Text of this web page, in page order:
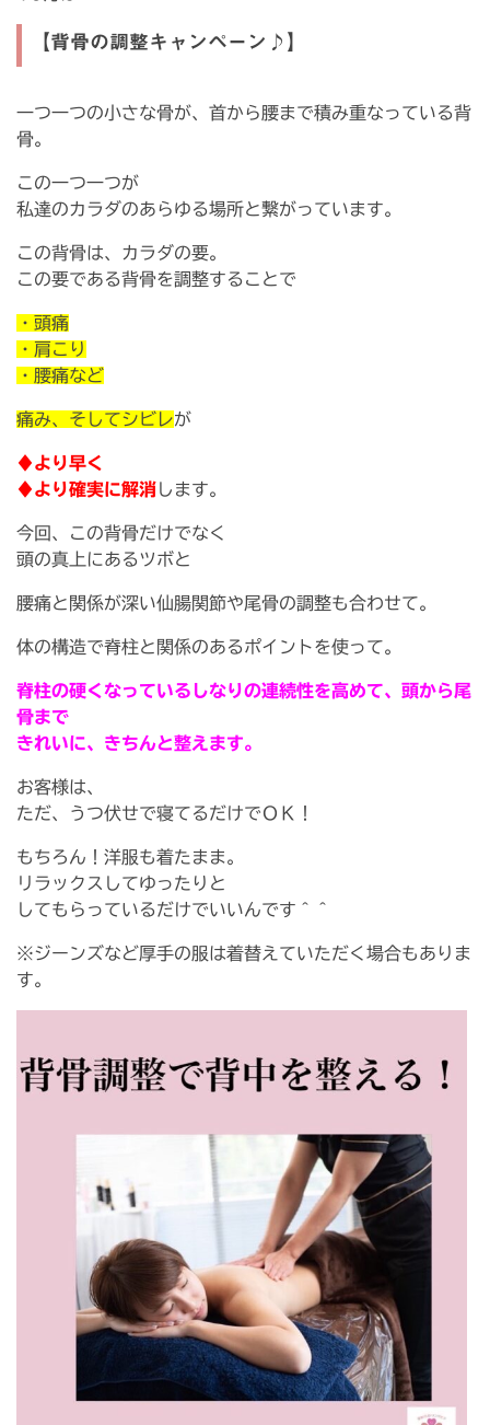
【背骨の調整キャンペーン♪】
一つ一つの小さな骨が、首から腰まで積み重なっている背
骨。
この一つ一つが
私達のカラダのあらゆる場所と繋がっています。
この背骨は、カラダの要。
この要である背骨を調整することで
・頭痛
・肩こり
・腰痛など
痛み、そしてシビレが
♦より早く
♦より確実に解消 します。
今回、この背骨だけでなく
頭の真上にあるツボと
腰痛と関係が深い仙腸関節や尾骨の調整も合わせて。
体の構造で脊柱と関係のあるポイントを使って。
脊柱の硬くなっているしなりの連続性を高めて、頭から尾
骨まで
きれいに、きちんと整えます。
お客様は、
ただ、うつ伏せで寝てるだけでＯＫ！
もちろん！洋服も着たまま。
リラックスしてゆったりと
してもらっているだけでいいんです＾＾
※ジーンズなど厚手の服は着替えていただく場合もありま
す。